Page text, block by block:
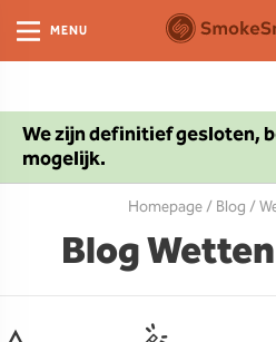
We zijn definitief gesloten,
mogelijk.
MENU
Homepage/Blog/
Blog